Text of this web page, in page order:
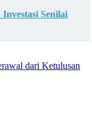
Senilai
dari Ketulusan